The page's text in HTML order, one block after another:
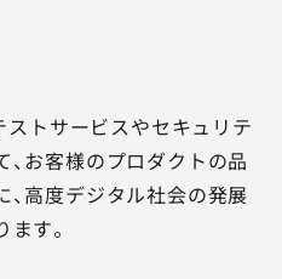
ストサービスやセキュリテ
お客様のプロダクトの品
高度デジタル社会の発展
す。